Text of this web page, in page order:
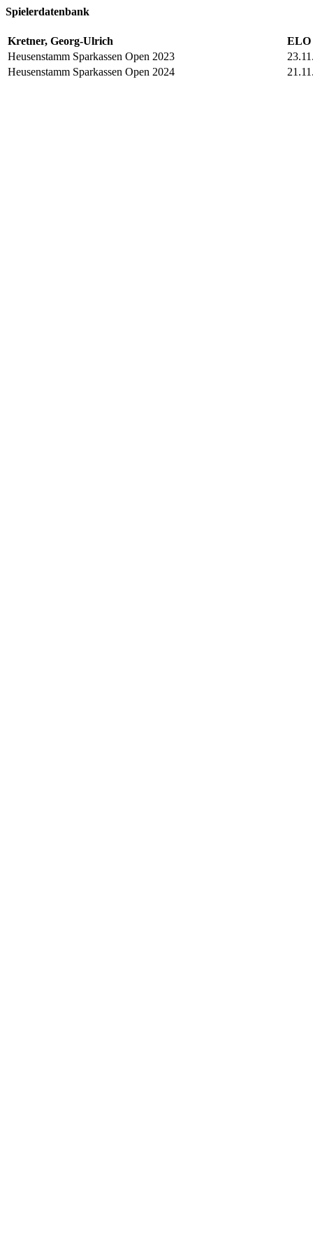
Spielerdatenbank
Kretner, Georg-Ulrich
Heusenstamm Sparkassen Open 2023
Heusenstamm Sparkassen Open 2024